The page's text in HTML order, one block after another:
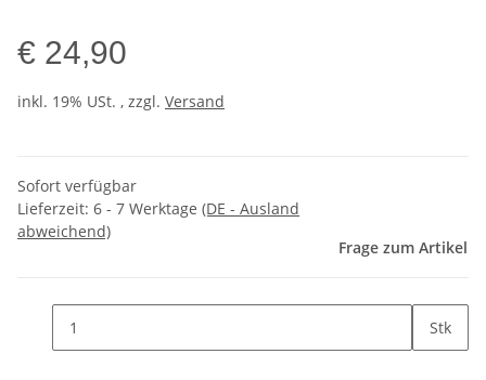
€ 24,90
inkl. 19% USt. , zzgl. Versand
Sofort verfügbar
Lieferzeit: 6 - 7 Werktage (DE - Ausland
abweichend)
Frage zum Artikel
Stk